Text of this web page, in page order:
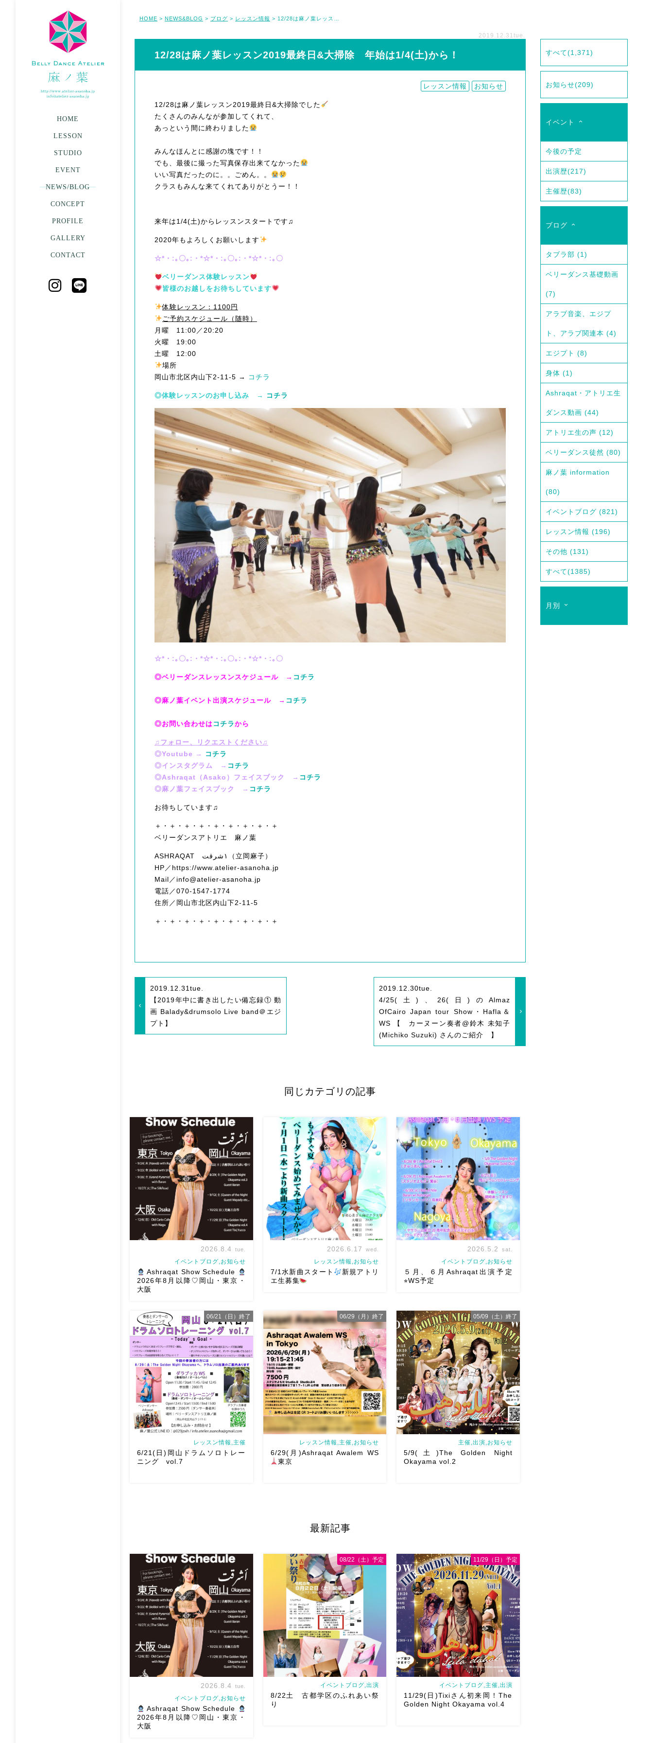
HOME
LESSON
STUDIO
EVENT
NEWS/BLOG
CONCEPT
PROFILE
GALLERY
CONTACT
HOME > NEWS&BLOG > ブログ > レッスン情報 >
2019.12.31tue.
12/28は麻ノ葉レッスン2019最終日&大掃除 年始は1/4(土)から！
レッスン情報 お知らせ
12/28は麻ノ葉レッスン2019最終日&大掃除でした
たくさんのみんなが参加してくれて、
あっという間に終わりました
みんなほんとに感謝の塊です！！
でも、最後に撮った写真保存出来てなかった
いい写真だったのに。。ごめん。。
クラスもみんな来てくれてありがとうー！！
来年は1/4(土)からレッスンスタートです♫
2020年もよろしくお願いします
☆*・:｡〇｡:・*☆*・:｡〇｡:・*☆*・:｡〇
ベリーダンス体験レッスン
皆様のお越しをお待ちしています
体験レッスン：1100円
ご予約スケジュール（随時）
月曜 11:00／20:20
火曜 19:00
土曜 12:00
場所
岡山市北区内山下2-11-5 →
コチラ
◎体験レッスンのお申し込み → コチラ
☆*・:｡〇｡:・*☆*・:｡〇｡:・*☆*・:｡〇
◎ベリーダンスレッスンスケジュール → コチラ
◎麻ノ葉イベント出演スケジュール → コチラ
◎お問い合わせはコチラから
♫フォロー、リクエストください♫
◎Youtube →
コチラ
◎インスタグラム → コチラ
◎Ashraqat（Asako）フェイスブック → コチラ
◎麻ノ葉フェイスブック → コチラ
お待ちしています♫
＋・＋・＋・＋・＋・＋・＋・＋・＋
ベリーダンスアトリエ 麻ノ葉
ASHRAQAT ١شرقت（立岡麻子）
HP／https://www.atelier-asanoha.jp
Mail／info@atelier-asanoha.jp
電話／070-1547-1774
住所／岡山市北区内山下2-11-5
＋・＋・＋・＋・＋・＋・＋・＋・＋
2019.12.31 tue.
【2019年中に書き出したい備忘録① 動
画 Balady&drumsolo Live band＠エジ
プト】
2019.12.30tue.
4/25(土)、26(日)のAlmaz
OfCairo Japan tour Show・Hafla＆
WS 【 カーヌーン奏者@鈴木 未知子
(Michiko Suzuki) さんのご紹介 】
すべて(1,371)
お知らせ(209)
イベント
今後の予定
出演歴(217)
主催歴(83)
ブログ
タブラ部 (1)
ベリーダンス基礎動画
(7)
アラブ音楽、エジプ
ト、アラブ関連本 (4)
エジプト (8)
身体 (1)
Ashraqat・アトリエ生
ダンス動画 (44)
アトリエ生の声 (12)
ベリーダンス徒然 (80)
麻ノ葉 information
(80)
イベントブログ (821)
レッスン情報 (196)
その他 (131)
すべて(1385)
月別
同じカテゴリの記事
8月以降のショースケジュールです♡皆
様にお会いできますように
メッセージください
お待ちしていま
す
Ashraqat Show Schedule
岡山・8/22(土) […]
2026.8.4 tue.
イベントブログ,お知らせ
Ashraqat Show Schedule
2026年8月以降♡岡山・東京・
大阪
岡山でベリーダンス始めて見ません
か？7/1水より新曲スタート
日焼け
せずに街中で身体を動かせる
音楽
とともに踊ることでリフレッシュ
表現することで違う自分になれる
な
どなど ₊˚ […]
2026.6.17 wed.
レッスン情報,お知らせ
7/1水新曲スタート
新規アトリ
エ生募集
５月、６月Ashraqat出演予定とWS予
定まとめました
みなさんにたくさん
お会いできますように
2026.5.2 sat.
イベントブログ,お知らせ
５月、６月Ashraqat出演予定
⭐︎WS予定
もありますので奏者の方はぜひ
奏者
の方もダン […]
レッスン情報,主催
6/21(日)岡山ドラムソロトレー
ニング vol.7
06/21（日）終了
催させていただきます
で踊らせていただくようになり
声をいただくようになりました
第 […]
レッスン情報,主催,お知らせ
6/29(月)Ashraqat Awalem WS
東京
06/29（月）終了
サー久保坂明美先生！ カッコよくて、
華やかで、軽やかな明美先生の踊り […]
主催,出演,お知らせ
5/9(土)The Golden Night
Okayama vol.2
05/09（土）終了
最新記事
2026.8.4 tue.
イベントブログ,お知らせ
Ashraqat Show Schedule
2026年8月以降♡岡山・東京・
大阪
イベントブログ,出演
8/22土 古都学区のふれあい祭
り
08/22（土）予定
イベントブログ,主催,出演
11/29(日)Tixiさん初来岡！The
Golden Night Okayama vol.4
11/29（日）予定